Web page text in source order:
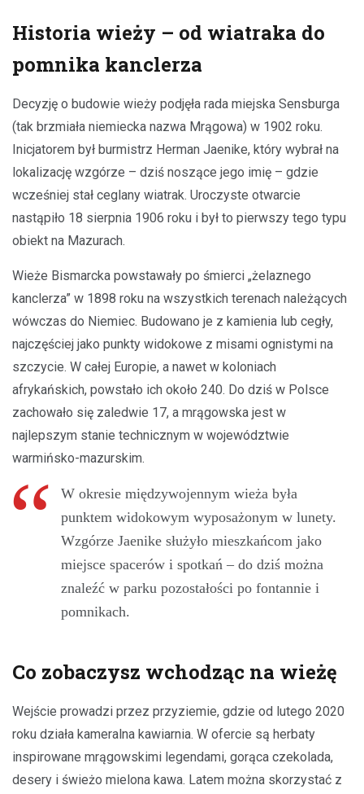
Historia wieży – od wiatraka do
pomnika kanclerza
Decyzję o budowie wieży podjęła rada miejska Sensburga
(tak brzmiała niemiecka nazwa Mrągowa) w 1902 roku.
Inicjatorem był burmistrz Herman Jaenike, który wybrał na
lokalizację wzgórze – dziś noszące jego imię – gdzie
wcześniej stał ceglany wiatrak. Uroczyste otwarcie
nastąpiło 18 sierpnia 1906 roku i był to pierwszy tego typu
obiekt na Mazurach.
Wieże Bismarcka powstawały po śmierci „żelaznego
kanclerza” w 1898 roku na wszystkich terenach należących
wówczas do Niemiec. Budowano je z kamienia lub cegły,
najczęściej jako punkty widokowe z misami ognistymi na
szczycie. W całej Europie, a nawet w koloniach
afrykańskich, powstało ich około 240. Do dziś w Polsce
zachowało się zaledwie 17, a mrągowska jest w
najlepszym stanie technicznym w województwie
warmińsko-mazurskim.
W okresie międzywojennym wieża była
punktem widokowym wyposażonym w lunety.
Wzgórze Jaenike służyło mieszkańcom jako
miejsce spacerów i spotkań – do dziś można
znaleźć w parku pozostałości po fontannie i
pomnikach.
Co zobaczysz wchodząc na wieżę
Wejście prowadzi przez przyziemie, gdzie od lutego 2020
roku działa kameralna kawiarnia. W ofercie są herbaty
inspirowane mrągowskimi legendami, gorąca czekolada,
desery i świeżo mielona kawa. Latem można skorzystać z